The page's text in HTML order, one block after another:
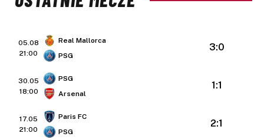
05.08
21:00
Real Mallorca
PSG
3:0
30.05
18:00
PSG
Arsenal
1:1
17.05
21:00
Paris FC
PSG
2:1